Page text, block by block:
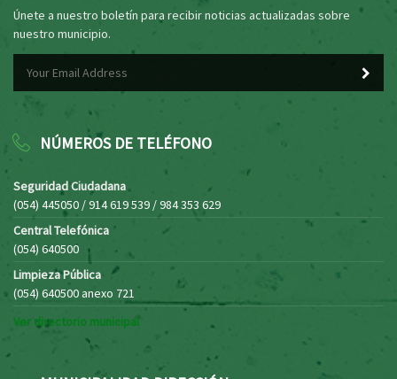
Únete a nuestro boletín para recibir noticias actualizadas sobre
nuestro municipio.
NÚMEROS DE TELÉFONO
Seguridad Ciudadana
(054) 445050 / 914 619 539 / 984 353 629
Central Telefónica
(054) 640500
Limpieza Pública
(054) 640500 anexo 721
Ver directorio municipal